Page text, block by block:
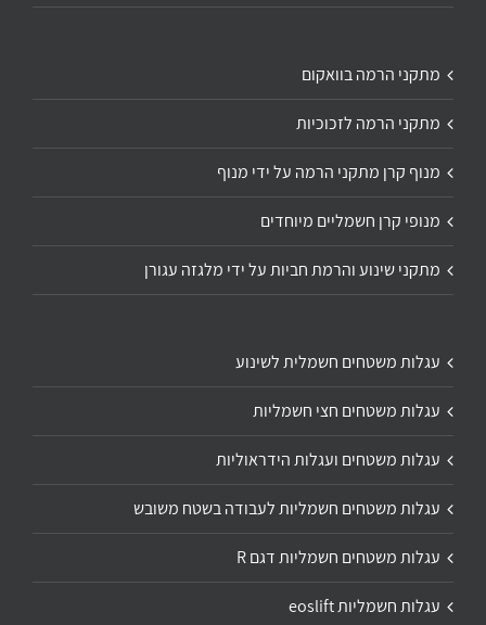
מתקני הרמה בוואקום
מתקני הרמה לזכוכיות
מנוף קרן מתקני הרמה על ידי מנוף
מנופי קרן חשמליים מיוחדים
מתקני שינוע והרמת חביות על ידי מלגזה עגורן
עגלות משטחים חשמלית לשינוע
עגלות משטחים חצי חשמליות
עגלות משטחים ועגלות הידראוליות
עגלות משטחים חשמליות לעבודה בשטח משובש
עגלות משטחים חשמליות דגם R
עגלות חשמליות eoslift